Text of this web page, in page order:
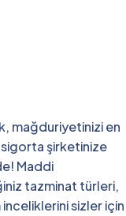
mağduriyetinizi en
sigorta şirketinize
Maddi
tazminat türleri,
inceliklerini sizler için